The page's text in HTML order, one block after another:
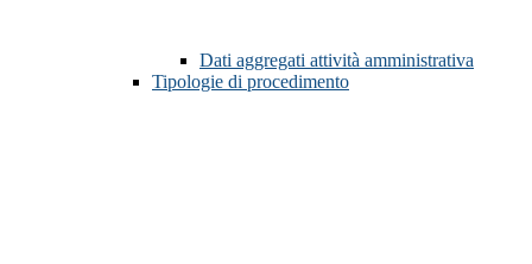
Dati aggregati attività amministrativa
Tipologie di procedimento